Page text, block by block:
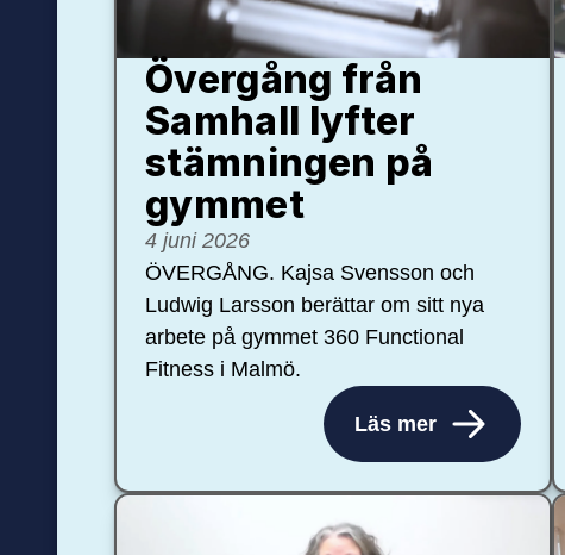
Övergång från
Samhall lyfter
stämningen på
gymmet
4 juni 2026
ÖVERGÅNG. Kajsa Svensson och
Ludwig Larsson berättar om sitt nya
arbete på gymmet 360 Functional
Fitness i Malmö.
Läs mer